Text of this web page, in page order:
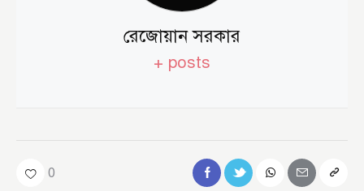
রেজোয়ান সরকার
+ posts
0